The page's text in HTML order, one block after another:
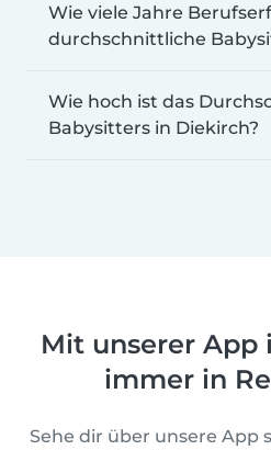
Wie viele Jahre
durchschnittliche
Wie hoch ist das
Babysitters in Diekirch?
Mit unserer App
immer in
Sehe dir über unsere App